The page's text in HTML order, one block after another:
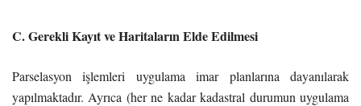
C. Gerekli Kayıt ve Haritaların Elde Edilmesi
Parselasyon işlemleri uygulama imar planlarına dayanılarak
yapılmaktadır. Ayrıca (her ne kadar kadastral durumun uygulama